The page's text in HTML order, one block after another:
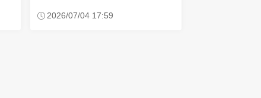
2026/07/04 17:59